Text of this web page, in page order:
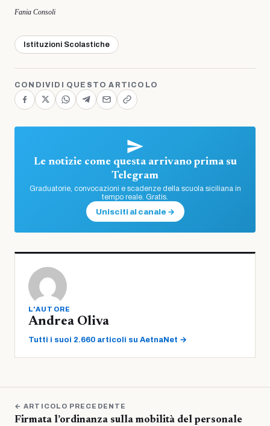
Fania Consoli
Istituzioni Scolastiche
CONDIVIDI QUESTO ARTICOLO
Le notizie come questa arrivano prima su
Telegram
Graduatorie, convocazioni e scadenze della scuola siciliana in
tempo reale. Gratis.
Unisciti al canale →
L'AUTORE
Andrea Oliva
Tutti i suoi 2.660 articoli su AetnaNet →
← ARTICOLO PRECEDENTE
Firmata l’ordinanza sulla mobilità del personale